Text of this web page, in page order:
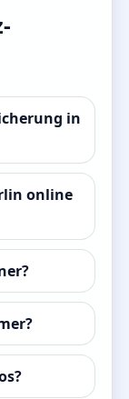
in
online